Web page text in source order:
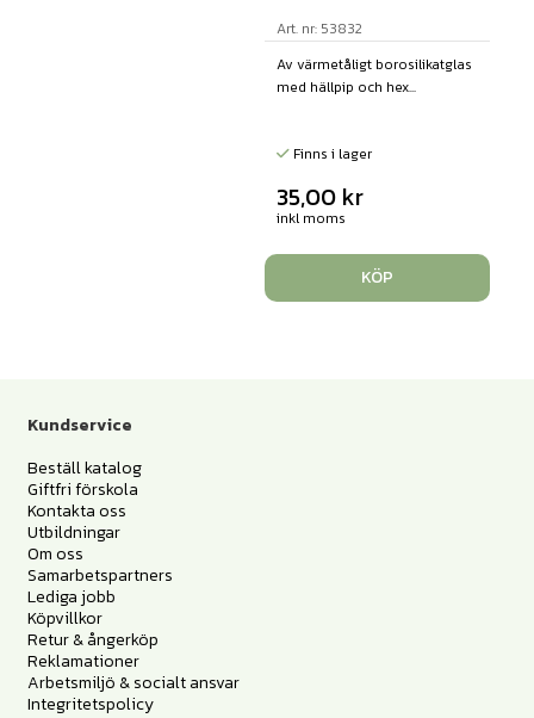
Art. nr: 53832
Av värmetåligt borosilikatglas
med hällpip och hex...
Finns i lager
35,00 kr
inkl moms
KÖP
Kundservice
Beställ katalog
Giftfri förskola
Kontakta oss
Utbildningar
Om oss
Samarbetspartners
Lediga jobb
Köpvillkor
Retur & ångerköp
Reklamationer
Arbetsmiljö & socialt ansvar
Integritetspolicy